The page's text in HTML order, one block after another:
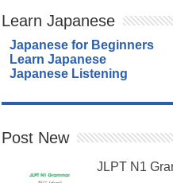
Learn Japanese
Japanese for Beginners
Learn Japanese
Japanese Listening
Post New
JLPT N1